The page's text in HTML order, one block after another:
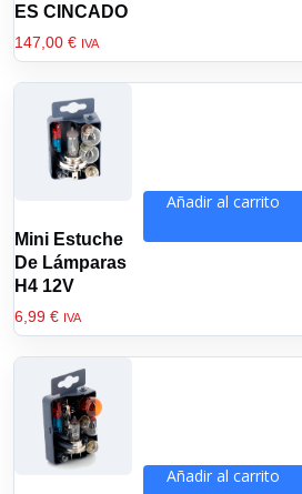
ES CINCADO
147,00 € IVA
Mini Estuche
De Lámparas
H4 12V
6,99 € IVA
Añadir al carrito
Añadir al carrito